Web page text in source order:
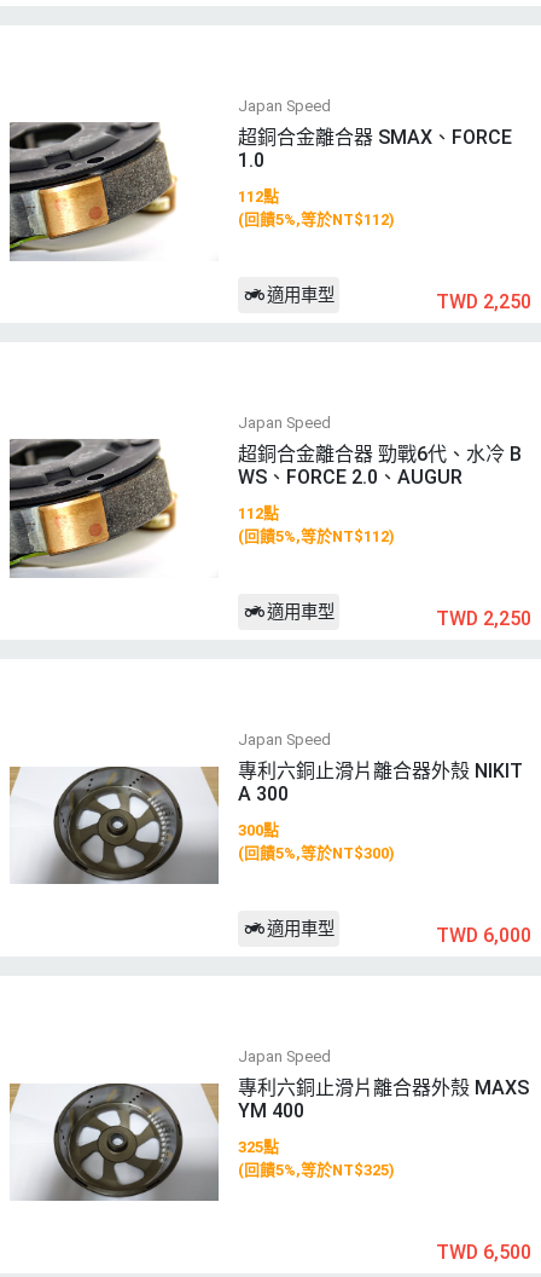
Japan Speed
超銅合金離合器 SMAX、FORCE
1.0
112點
(回饋5%,等於NT$112)
適用車型 TWD 2,250
Japan Speed
超銅合金離合器 勁戰6代、水冷 B
WS、FORCE 2.0、AUGUR
112點
(回饋5%,等於NT$112)
適用車型 TWD 2,250
Japan Speed
專利六銅止滑片離合器外殼 NIKIT
A 300
300點
(回饋5%,等於NT$300)
適用車型 TWD 6,000
Japan Speed
專利六銅止滑片離合器外殼 MAXS
YM 400
325點
(回饋5%,等於NT$325)
TWD 6,500